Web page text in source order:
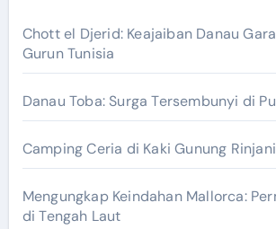
Chott el Djerid: Keajaiban Danau
Gurun Tunisia
Danau Toba: Surga Tersembunyi di
Camping Ceria di Kaki Gunung Rinjani
Mengungkap Keindahan Mallorca:
di Tengah Laut